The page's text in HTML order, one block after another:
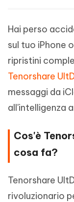
Hai perso
sul tuo iPhone
ripristini
Tenorshare
messaggi da
all'intelligenza
Cos'è
cosa fa?
Tenorshare
rivoluzionario